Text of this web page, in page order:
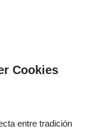
Cookies
entre tradición